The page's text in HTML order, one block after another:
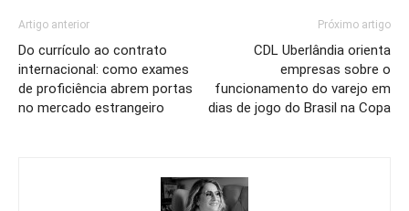
Artigo anterior
Do currículo ao contrato
internacional: como exames
de proficiência abrem portas
no mercado estrangeiro
Próximo artigo
CDL Uberlândia orienta
empresas sobre o
funcionamento do varejo em
dias de jogo do Brasil na Copa